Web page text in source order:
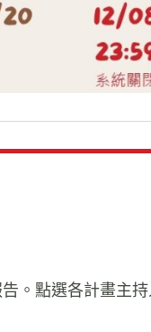
。點選各計畫主